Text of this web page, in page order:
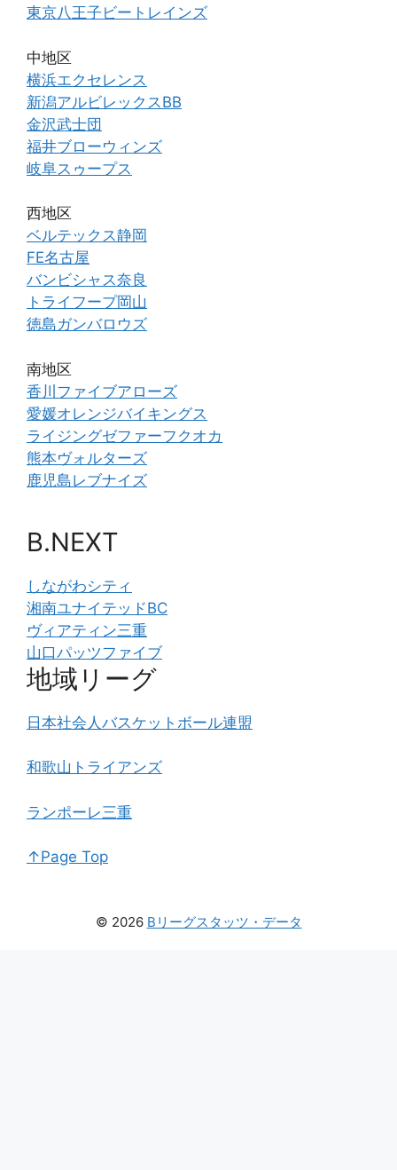
東京八王子ビートレインズ
中地区
横浜エクセレンス
新潟アルビレックスBB
金沢武士団
福井ブローウィンズ
岐阜スゥープス
西地区
ベルテックス静岡
FE名古屋
バンビシャス奈良
トライフープ岡山
徳島ガンバロウズ
南地区
香川ファイブアローズ
愛媛オレンジバイキングス
ライジングゼファーフクオカ
熊本ヴォルターズ
鹿児島レブナイズ
B.NEXT
しながわシティ
湘南ユナイテッドBC
ヴィアティン三重
山口パッツファイブ
地域リーグ
日本社会人バスケットボール連盟
和歌山トライアンズ
ランポーレ三重
↑Page Top
© 2026 Bリーグスタッツ・データ